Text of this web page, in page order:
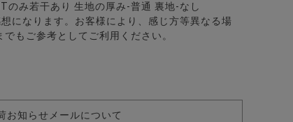
ーラード＆スラックスパンツ セットアップ/全6色
のみ若干あり 生地の厚み-普通 裏地-なし
になります。お客様により、感じ方等異なる場
もご参考としてご利用ください。
お知らせメールについて